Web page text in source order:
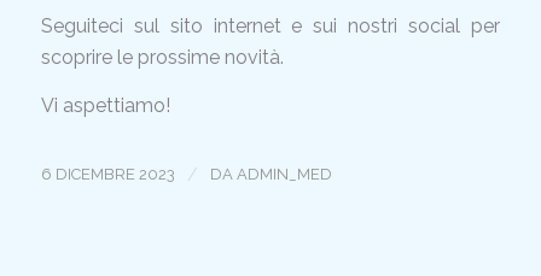
Seguiteci sul sito internet e sui nostri social per
scoprire le prossime novità.
Vi aspettiamo!
6 DICEMBRE 2023 / DA ADMIN_MED